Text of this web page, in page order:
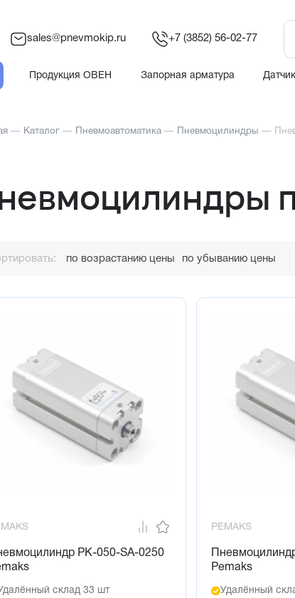
sales@pnevmokip.ru +7 (3852) 56-02-77
Продукция ОВЕН Запорная арматура
— Каталог — Пневмоавтоматика — Пневмоцилиндры —
по возрастанию цены по убыванию цены
PK-050-SA-0250
склад 33 шт
PEMAKS
Pemaks
Удалённый